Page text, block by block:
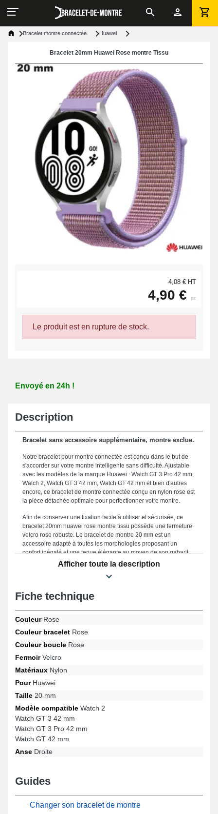
Bracelet montre connectée Huawei
Bracelet 20mm Huawei Rose montre Tissu
4,08 € HT
4,90 € ttc
Le produit est en rupture de stock.
Envoyé en 24h !
Description
Bracelet sans accessoire supplémentaire, montre exclue.
Notre bracelet pour montre connectée est conçu dans le but de
s'accorder sur votre montre intelligente sans difficulté. Ajustable
avec les modèles de la marque Huawei : Watch GT 3 Pro 42 mm,
Watch 2, Watch GT 3 42 mm, Watch GT 42 mm et bien d'autres
encore, ce bracelet de montre connectée conçu en nylon rose est
la pièce détachée optimale pour perfectionner votre montre.
Afin de conserver une fixation facile à utiliser et sécurisée, ce
bracelet 20mm huawei rose montre tissu possède une fermeture
velcro rose robuste. Le bracelet de montre 20 mm est un
accessoire adapté à toutes les morphologies proposant un
confort inégalé et une tenue élégante au moyen de son gabarit
de 20mm. Endurant, ce bracelet pour montre connectée constitue
un choix approprié destiné à en remplacer un brisé ou usé.
Instaurant une apparence vibrante et innovante de votre
aux besoins des professionnels. Avec une attache velcro de
GT 3 42 mm, Watch GT 3 Pro 42 mm, Watch 2 et bien plus encore
de la marque Huawei. Au moyen de son design intemporel, ce
éventail de modèles pour une utilisation journalière.
Afficher toute la description
Fiche technique
CouleurRose
Couleur bracelet Rose
Couleur boucle Rose
FermoirVelcro
Matériaux Nylon
PourHuawei
Taille 20 mm
Modèle compatible Watch 2
Watch GT 3 42 mm
Watch GT 3 Pro 42 mm
Watch GT 42 mm
Anse Droite
Guides
Changer son bracelet de montre